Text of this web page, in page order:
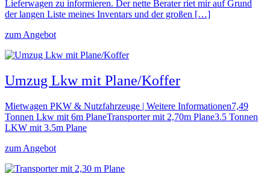
Lieferwagen zu informieren. Der nette Berater riet mir auf Grund
der langen Liste meines Inventars und der großen […]
zum Angebot
Umzug Lkw mit Plane/Koffer
Mietwagen PKW & Nutzfahrzeuge | Weitere Informationen7,49
Tonnen Lkw mit 6m PlaneTransporter mit 2,70m Plane3.5 Tonnen
LKW mit 3.5m Plane
zum Angebot